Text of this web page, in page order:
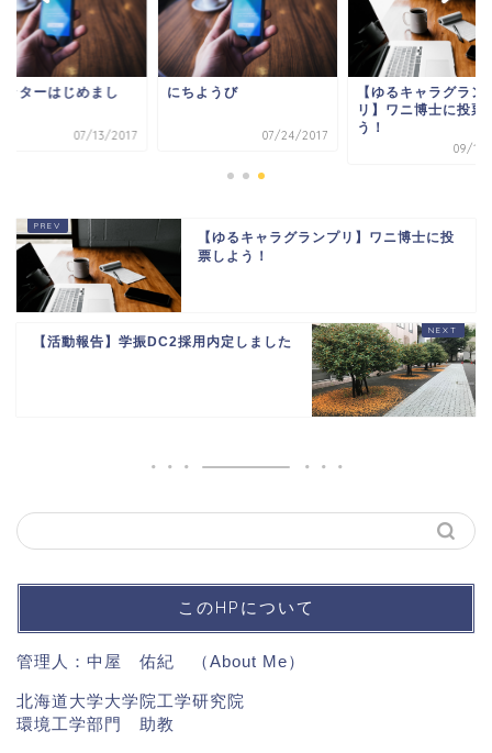
ッターはじめまし
07/13/2017
にちようび
07/24/2017
【ゆるキャラグラン
リ】ワニ博士に投票
う！
09/19/
【ゆるキャラグランプリ】ワニ博士に投
票しよう！
【活動報告】学振DC2採用内定しました
このHPについて
管理人：中屋 佑紀 （About Me）
北海道大学大学院工学研究院
環境工学部門 助教